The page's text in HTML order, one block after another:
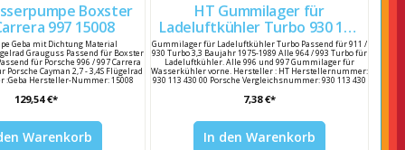
Boxster
987 / Carrera 997 15008
Geba mit Dichtung Material
Grauguss Passend für Boxster
für Porsche 996 / 997 Carrera
Porsche Cayman 2,7 - 3,4S Flügelrad
:Geba Hersteller-Nummer: 15008
129,54 €*
Warenkorb
HT Gummilager für
Ladeluftkühler Turbo 930 113
430 00
Gummilager für Ladeluftkühler Turbo Passend für 911 /
930 Turbo 3,3 Baujahr 1975-1989 Alle 964 / 993 Turbo für
Ladeluftkühler. Alle 996 und 997 Gummilager für
Wasserkühler vorne. Hersteller : HT Herstellernummer:
930 113 430 00 Porsche Vergleichsnummer: 930 113 430
7,38 €*
In den Warenkorb